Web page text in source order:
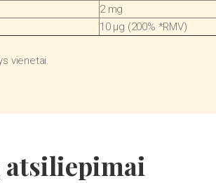
2 mg
10 μg (200% *RMV)
vienetai.
atsiliepimai